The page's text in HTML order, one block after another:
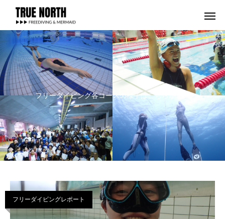
フリーダイビング各コースの様子はこちらから！
フリーダイビングレポート